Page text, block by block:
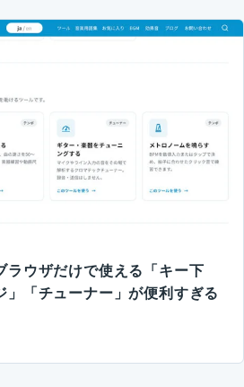
ラウザだけで使える「キー下
」「チューナー」が便利すぎる